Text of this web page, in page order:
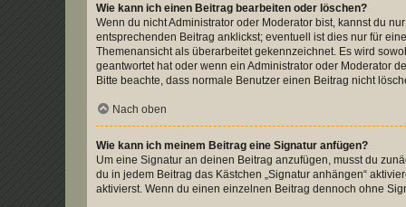
Wie kann ich einen Beitrag bearbeiten oder löschen?
Wenn du nicht Administrator oder Moderator bist, kannst du
entsprechenden Beitrag anklickst; eventuell ist dies nur für
Themenansicht als überarbeitet gekennzeichnet. Es wird
geantwortet hat oder wenn ein Administrator oder Moderator
Bitte beachte, dass normale Benutzer einen Beitrag nicht
Nach oben
Wie kann ich meinem Beitrag eine Signatur anfügen?
Um eine Signatur an deinen Beitrag anzufügen, musst du
du in jedem Beitrag das Kästchen „Signatur anhängen“
aktivierst. Wenn du einen einzelnen Beitrag dennoch ohne